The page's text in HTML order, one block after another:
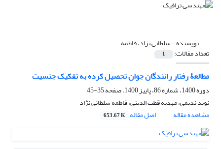
نویسنده =سلطانی نژاد، فاطمه
تعداد مقالات: 1
مطالعۀ رفتار رانندگان جوان تحصیل کرده به تفکیک جنسیت
دوره 1400، شماره 86، پاییز 1400، صفحه
35-45
نوید ندیمی، مهدیه قطب الدینی، فاطمه سلطانی نژاد
مشاهده مقاله
اصل مقاله 653.67 K